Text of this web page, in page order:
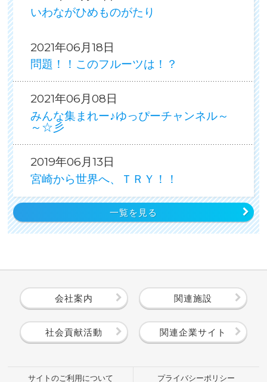
いわながひめものがたり
2021年06月18日
問題！！このフルーツは！？
2021年06月08日
みんな集まれー♪ゆっぴーチャンネル～
～☆彡
2019年06月13日
宮崎から世界へ、ＴＲＹ！！
一覧を見る
会社案内 関連施設
社会貢献活動 関連企業サイト
サイトのご利用について プライバシーポリシー